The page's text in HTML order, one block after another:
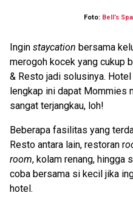
Foto: Bell’s
Ingin staycation bersama
merogoh kocek yang cukup
& Resto jadi solusinya.
lengkap ini dapat Mommies
sangat terjangkau, loh!
Beberapa fasilitas yang
Resto antara lain, restoran r
room, kolam renang, hingga
coba bersama si kecil jika
hotel.